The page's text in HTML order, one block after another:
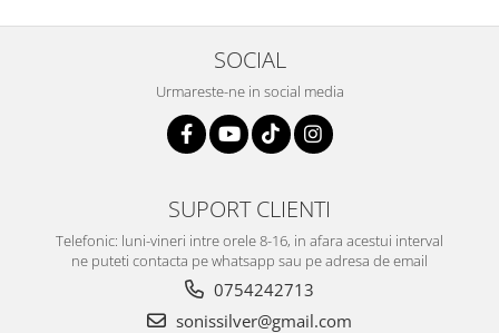
SOCIAL
Urmareste-ne in social media
SUPORT CLIENTI
Telefonic: luni-vineri intre orele 8-16, in afara acestui interval
ne puteti contacta pe whatsapp sau pe adresa de email
0754242713
sonissilver@gmail.com